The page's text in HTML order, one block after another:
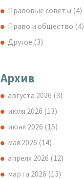
Правовые советы (4)
Право и общество (4)
Другое (3)
Архив
августа 2026 (3)
июля 2026 (13)
июня 2026 (15)
мая 2026 (14)
апреля 2026 (12)
марта 2026 (13)